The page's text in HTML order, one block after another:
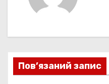
ц
іПов’язаний запис